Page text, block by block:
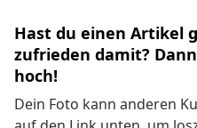
Hast du einen Artikel
zufrieden damit?
hoch!
Dein Foto kann anderen